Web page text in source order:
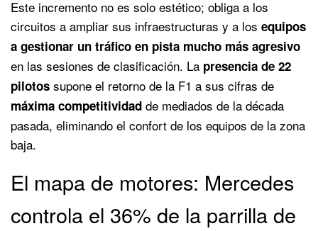
Este incremento no es solo estético; obliga a los
circuitos a ampliar sus infraestructuras y a los equipos
a gestionar un tráfico en pista mucho más agresivo
en las sesiones de clasificación. La presencia de 22
pilotos supone el retorno de la F1 a sus cifras de
máxima competitividad de mediados de la década
pasada, eliminando el confort de los equipos de la zona
baja.
El mapa de motores: Mercedes
controla el 36% de la parrilla de